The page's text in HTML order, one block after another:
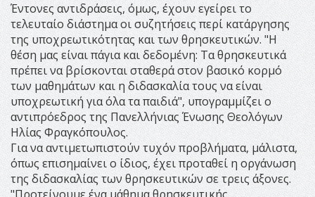
Έντονες αντιδράσεις, όμως, έχουν εγείρει το
τελευταίο διάστημα οι συζητήσεις περί κατάργησης
της υποχρεωτικότητας και των θρησκευτικών. "Η
θέση μας είναι πάγια και δεδομένη: Τα θρησκευτικά
πρέπει να βρίσκονται σταθερά στον βασικό κορμό
των μαθημάτων και η διδασκαλία τους να είναι
υποχρεωτική για όλα τα παιδιά", υπογραμμίζει ο
αντιπρόεδρος της Πανελλήνιας Ένωσης Θεολόγων
Ηλίας Φραγκόπουλος.
Για να αντιμετωπιστούν τυχόν προβλήματα, μάλιστα,
όπως επισημαίνει ο ίδιος, έχει προταθεί η οργάνωση
της διδασκαλίας των θρησκευτικών σε τρεις άξονες.